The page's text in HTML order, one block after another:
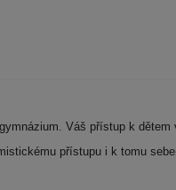
Váš přístup k
přístupu i k tomu